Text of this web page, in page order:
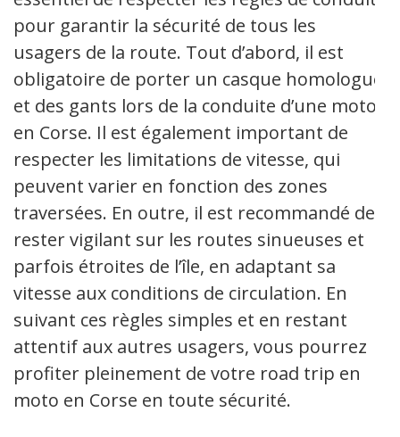
pour garantir la sécurité de tous les
usagers de la route. Tout d’abord, il est
obligatoire de porter un casque homologué
et des gants lors de la conduite d’une moto
en Corse. Il est également important de
respecter les limitations de vitesse, qui
peuvent varier en fonction des zones
traversées. En outre, il est recommandé de
rester vigilant sur les routes sinueuses et
parfois étroites de l’île, en adaptant sa
vitesse aux conditions de circulation. En
suivant ces règles simples et en restant
attentif aux autres usagers, vous pourrez
profiter pleinement de votre road trip en
moto en Corse en toute sécurité.